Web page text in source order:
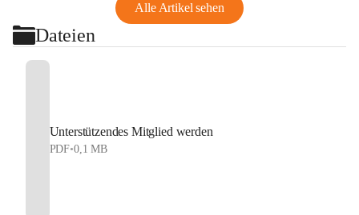
Alle Artikel sehen
Dateien
Unterstützendes Mitglied werden
PDF•0,1 MB